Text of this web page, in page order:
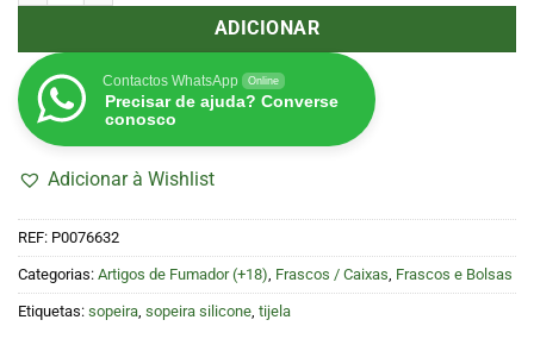
ADICIONAR
Contactos WhatsApp Online
Precisar de ajuda? Converse
conosco
Adicionar à Wishlist
REF: P0076632
Categorias: Artigos de Fumador (+18) Frascos / Caixas Frascos e Bolsas
Etiquetas: sopeira sopeira silicone tijela